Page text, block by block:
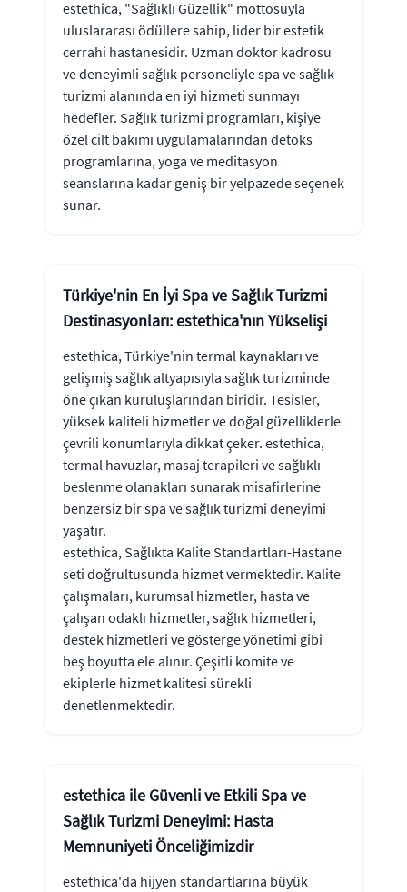
estethica, "Sağlıklı Güzellik" mottosuyla
uluslararası ödüllere sahip, lider bir estetik
cerrahi hastanesidir. Uzman doktor kadrosu
ve deneyimli sağlık personeliyle spa ve sağlık
turizmi alanında en iyi hizmeti sunmayı
hedefler. Sağlık turizmi programları, kişiye
özel cilt bakımı uygulamalarından detoks
programlarına, yoga ve meditasyon
seanslarına kadar geniş bir yelpazede seçenek
sunar.
Türkiye'nin En İyi Spa ve Sağlık Turizmi
Destinasyonları: estethica'nın Yükselişi
estethica, Türkiye'nin termal kaynakları ve
gelişmiş sağlık altyapısıyla sağlık turizminde
öne çıkan kuruluşlarından biridir. Tesisler,
yüksek kaliteli hizmetler ve doğal güzelliklerle
çevrili konumlarıyla dikkat çeker. estethica,
termal havuzlar, masaj terapileri ve sağlıklı
beslenme olanakları sunarak misafirlerine
benzersiz bir spa ve sağlık turizmi deneyimi
yaşatır.
estethica, Sağlıkta Kalite Standartları-Hastane
seti doğrultusunda hizmet vermektedir. Kalite
çalışmaları, kurumsal hizmetler, hasta ve
çalışan odaklı hizmetler, sağlık hizmetleri,
destek hizmetleri ve gösterge yönetimi gibi
beş boyutta ele alınır. Çeşitli komite ve
ekiplerle hizmet kalitesi sürekli
denetlenmektedir.
estethica ile Güvenli ve Etkili Spa ve
Sağlık Turizmi Deneyimi: Hasta
Memnuniyeti Önceliğimizdir
estethica'da hijyen standartlarına büyük